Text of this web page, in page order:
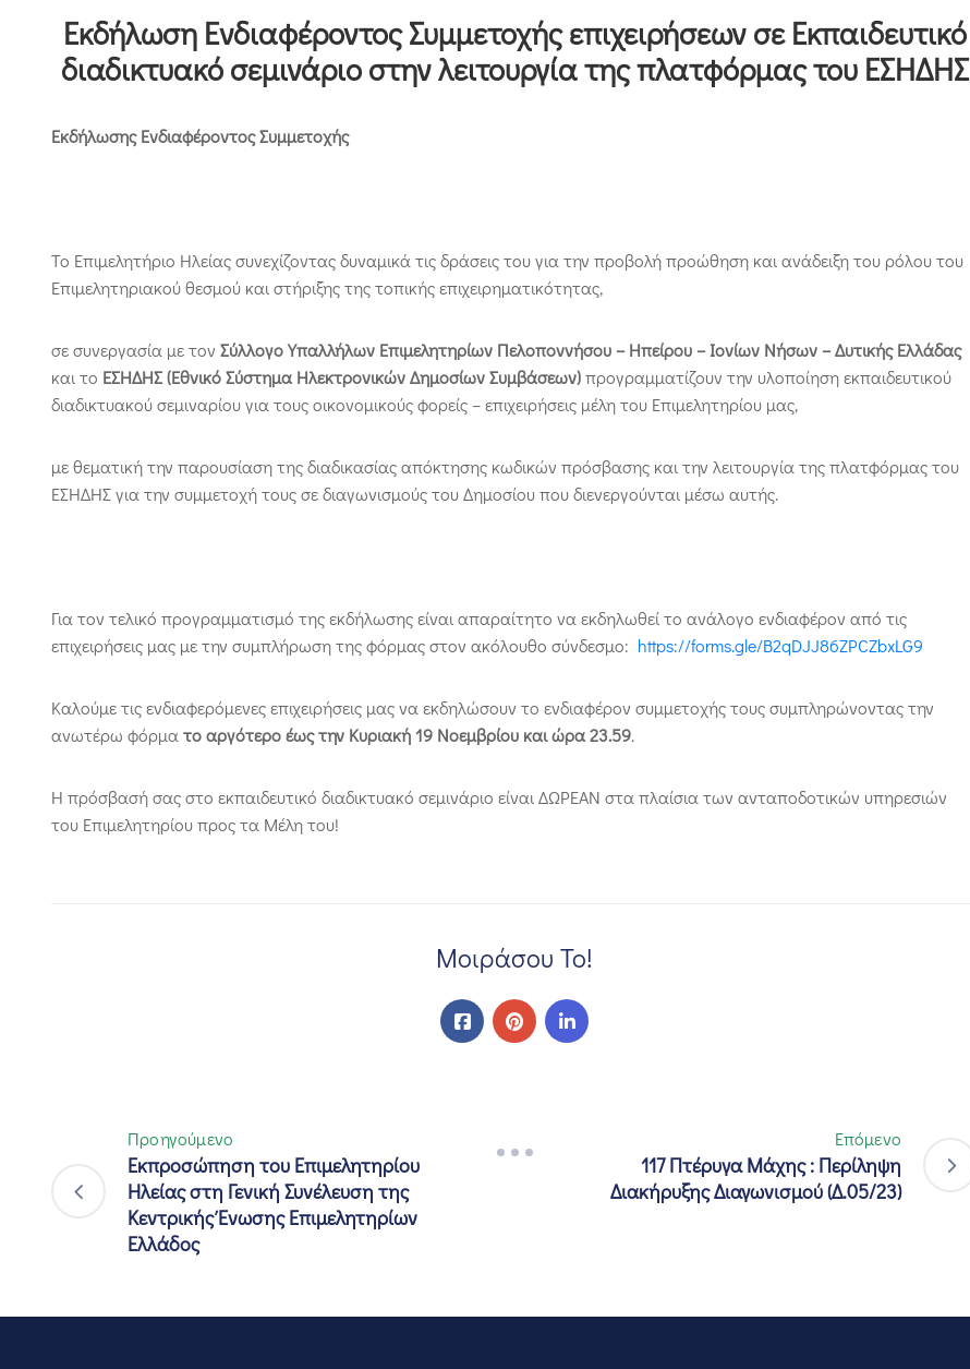
Εκδήλωση Ενδιαφέροντος Συμμετοχής επιχειρήσεων σε Εκπαιδευτικό
διαδικτυακό σεμινάριο στην λειτουργία της πλατφόρμας του ΕΣΗΔΗΣ
Εκδήλωσης Ενδιαφέροντος Συμμετοχής
Το Επιμελητήριο Ηλείας συνεχίζοντας δυναμικά τις δράσεις του για την προβολή προώθηση και ανάδειξη του ρόλου του
Επιμελητηριακού θεσμού και στήριξης της τοπικής επιχειρηματικότητας,
σε συνεργασία με τον Σύλλογο Υπαλλήλων Επιμελητηρίων Πελοποννήσου – Ηπείρου – Ιονίων Νήσων – Δυτικής Ελλάδας
και το ΕΣΗΔΗΣ (Εθνικό Σύστημα Ηλεκτρονικών Δημοσίων Συμβάσεων)προγραμματίζουν την υλοποίηση εκπαιδευτικού
διαδικτυακού σεμιναρίου για τους οικονομικούς φορείς – επιχειρήσεις μέλη του Επιμελητηρίου μας,
με θεματική την παρουσίαση της διαδικασίας απόκτησης κωδικών πρόσβασης και την λειτουργία της πλατφόρμας του
ΕΣΗΔΗΣ για την συμμετοχή τους σε διαγωνισμούς του Δημοσίου που διενεργούνται μέσω αυτής.
Για τον τελικό προγραμματισμό της εκδήλωσης είναι απαραίτητο να εκδηλωθεί το ανάλογο ενδιαφέρον από τις
επιχειρήσεις μας με την συμπλήρωση της φόρμας στον ακόλουθο σύνδεσμο: https://forms.gle/B2qDJJ86ZPCZbxLG9
Καλούμε τις ενδιαφερόμενες επιχειρήσεις μας να εκδηλώσουν το ενδιαφέρον συμμετοχής τους συμπληρώνοντας την
ανωτέρω φόρματο αργότερο έως την Κυριακή 19 Νοεμβρίου και ώρα 23.59.
Η πρόσβασή σας στο εκπαιδευτικό διαδικτυακό σεμινάριο είναι ΔΩΡΕΑΝ στα πλαίσια των ανταποδοτικών υπηρεσιών
του Επιμελητηρίου προς τα Μέλη του!
Μοιράσου Το!
Προηγούμενο
Εκπροσώπηση του Επιμελητηρίου
Ηλείας στη Γενική Συνέλευση της
Κεντρικής Ένωσης Επιμελητηρίων
Ελλάδος
Επόμενο
117 Πτέρυγα Μάχης : Περίληψη
Διακήρυξης Διαγωνισμού (Δ.05/23)